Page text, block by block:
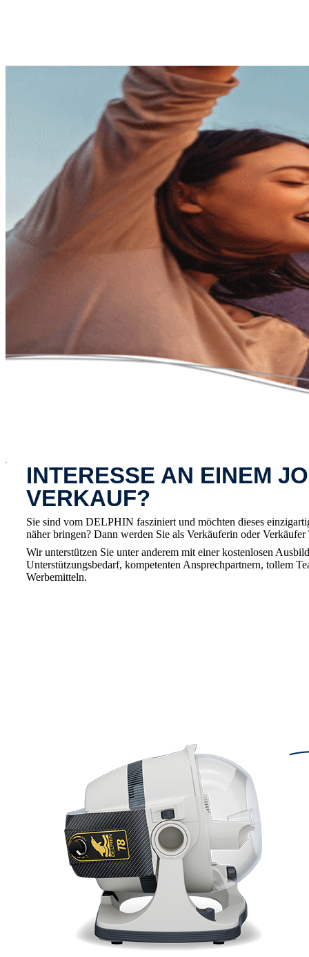
x
INTERESSE AN EINEM
VERKAUF?
Sie sind vom DELPHIN fasziniert und möchten dieses
näher bringen? Dann werden Sie als Verkäuferin oder
Wir unterstützen Sie unter anderem mit einer kostenlosen
Unterstützungsbedarf, kompetenten Ansprechpartnern, tollem
Werbemitteln.